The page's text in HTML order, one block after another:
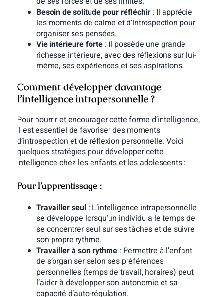
Besoin de solitude pour réfléchir: Il apprécie
les moments de calme et d’introspection pour
organiser ses pensées.
Vie intérieure forte: Il possède une grande
richesse intérieure, avec des réflexions sur lui-
même, ses expériences et ses aspirations.
Comment développer davantage
l’intelligence intrapersonnelle ?
Pour nourrir et encourager cette forme d’intelligence,
il est essentiel de favoriser des moments
d’introspection et de réflexion personnelle. Voici
quelques stratégies pour développer cette
intelligence chez les enfants et les adolescents :
Pour l’apprentissage :
Travailler seul: L’intelligence intrapersonnelle
se développe lorsqu’un individu a le temps de
se concentrer seul sur ses tâches et de suivre
son propre rythme.
Travailler à son rythme: Permettre à l’enfant
de s’organiser selon ses préférences
personnelles (temps de travail, horaires) peut
l’aider à développer son autonomie et sa
capacité d’auto-régulation.